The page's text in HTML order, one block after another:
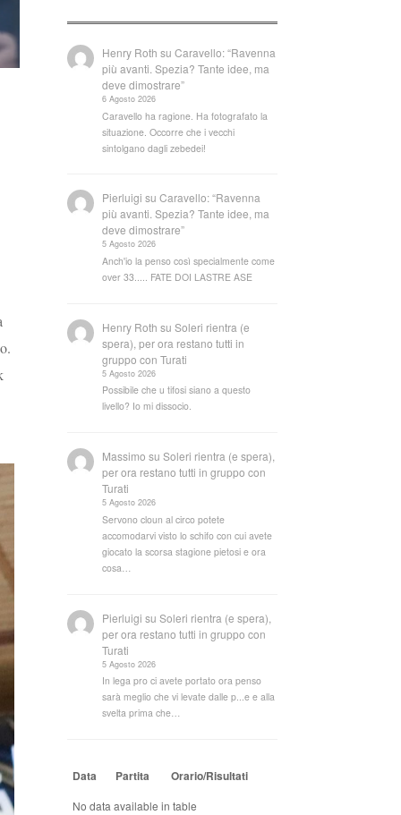
Henry Roth suCaravello: “Ravenna
più avanti. Spezia? Tante idee, ma
deve dimostrare”
6 Agosto 2026
Caravello ha ragione. Ha fotografato la
situazione. Occorre che i vecchi
sintolgano dagli zebedei!
Pierluigi suCaravello: “Ravenna
più avanti. Spezia? Tante idee, ma
deve dimostrare”
5 Agosto 2026
Anch'io la penso così specialmente come
over 33..... FATE DOI LASTRE ASE
Henry Roth suSoleri rientra (e
spera), per ora restano tutti in
gruppo con Turati
5 Agosto 2026
Possibile che u tifosi siano a questo
livello? Io mi dissocio.
Massimo suSoleri rientra (e spera),
per ora restano tutti in gruppo con
Turati
5 Agosto 2026
Servono cloun al circo potete
accomodarvi visto lo schifo con cui avete
giocato la scorsa stagione pietosi e ora
cosa…
Pierluigi suSoleri rientra (e spera),
per ora restano tutti in gruppo con
Turati
5 Agosto 2026
In lega pro ci avete portato ora penso
sarà meglio che vi levate dalle p...e e alla
svelta prima che…
Data Partita Orario/Risultati
No data available in table